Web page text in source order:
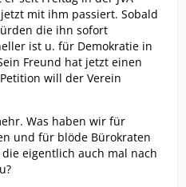
mit ihm passiert. Sobald
die ihn sofort
ist u. für Demokratie in
Freund hat jetzt einen
will der Verein
Was haben wir für
und für blöde Bürokraten
eigentlich auch mal nach